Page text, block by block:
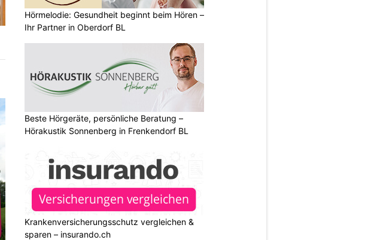
Hörmelodie: Gesundheit beginnt beim Hören –
Ihr Partner in Oberdorf BL
Beste Hörgeräte, persönliche Beratung –
Hörakustik Sonnenberg in Frenkendorf BL
Krankenversicherungsschutz vergleichen &
sparen – insurando.ch